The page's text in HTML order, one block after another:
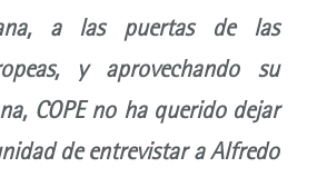
a las puertas de las
y aprovechando su
COPE no ha querido dejar
de entrevistar aAlfredo